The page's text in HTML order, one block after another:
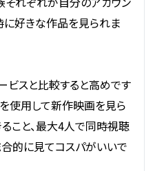
に好きな作品を見られま
スと比較すると高めです
使用して新作映画を見ら
こと、最大4人で同時視聴
的に見てコスパがいいで